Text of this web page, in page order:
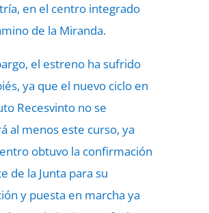
en el centro integrado
de la Miranda.
el estreno ha sufrido
ya que el nuevo ciclo en
Recesvinto no se
al menos este curso, ya
obtuvo la confirmación
de la Junta para su
y puesta en marcha ya